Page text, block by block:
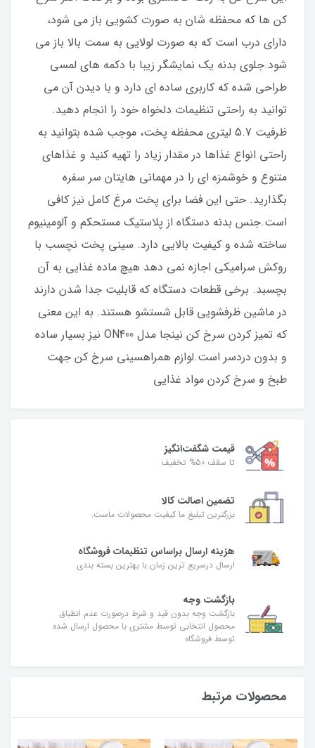
کن ها که محفظه شان به صورت کشویی باز می شود،
دارای درب است که به صورت لولایی به سمت بالا باز می
شود.جلوی بدنه یک نمایشگر زیبا با دکمه های لمسی
طراحی شده که کاربری ساده ای دارد و با دیدن آن می
توانید به راحتی تنظیمات دلخواه خود را انجام دهید.
ظرفیت 5.7 لیتری محفظه پخت، موجب شده بتوانید به
راحتی انواع غذاها در مقدار زیاد را تهیه کنید و غذاهای
متنوع و خوشمزه ای را در مهمانی هایتان سر سفره
بگذارید. حتی این فضا برای پخت مرغ کامل نیز کافی
است.جنس بدنه دستگاه از پلاستیک مستحکم و آلومینیوم
ساخته شده و کیفیت بالایی دارد. سینی پخت نچسب با
روکش سرامیکی اجازه نمی دهد هیچ ماده غذایی به آن
بچسبد. برخی قطعات دستگاه که قابلیت جدا شدن دارند
در ماشین ظرفشویی قابل شستشو هستند. به این معنی
که تمیز کردن سرخ کن نینجا مدل ON400 نیز بسیار ساده
و بدون دردسر است.لوازم همراهسینی سرخ کن جهت
طبخ و سرخ کردن مواد غذایی
قیمت شگفت‌انگیز
تا سقف 50% تخفیف
تضمین اصالت کالا
بزرگترین تبلیغ ما کیفیت محصولات ماست.
هزینه ارسال براساس تنظیمات فروشگاه
ارسال درسریع ترین زمان با بهترین بسته بندی
بازگشت وجه
بازگشت وجه بدون قید و شرط درصورت عدم انطباق
محصول انتخابی توسط مشتری با محصول ارسال شده
توسط فروشگاه
محصولات مرتبط